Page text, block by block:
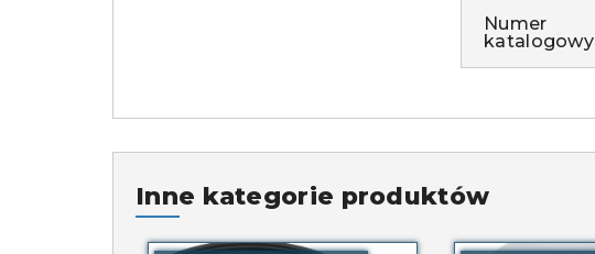
Numer
katalogowy
Inne kategorie produktów